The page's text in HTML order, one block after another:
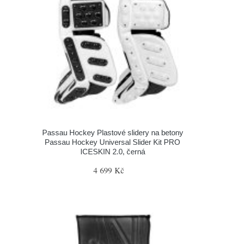
Passau Hockey Plastové slidery na betony
Passau Hockey Universal Slider Kit PRO
ICESKIN 2.0, černá
4 699 Kč